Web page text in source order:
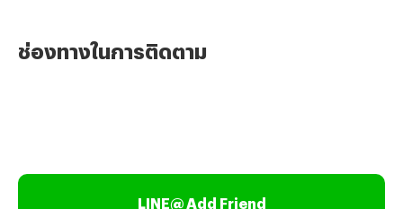
ช่องทางในการติดตาม
LINE@ Add Friend